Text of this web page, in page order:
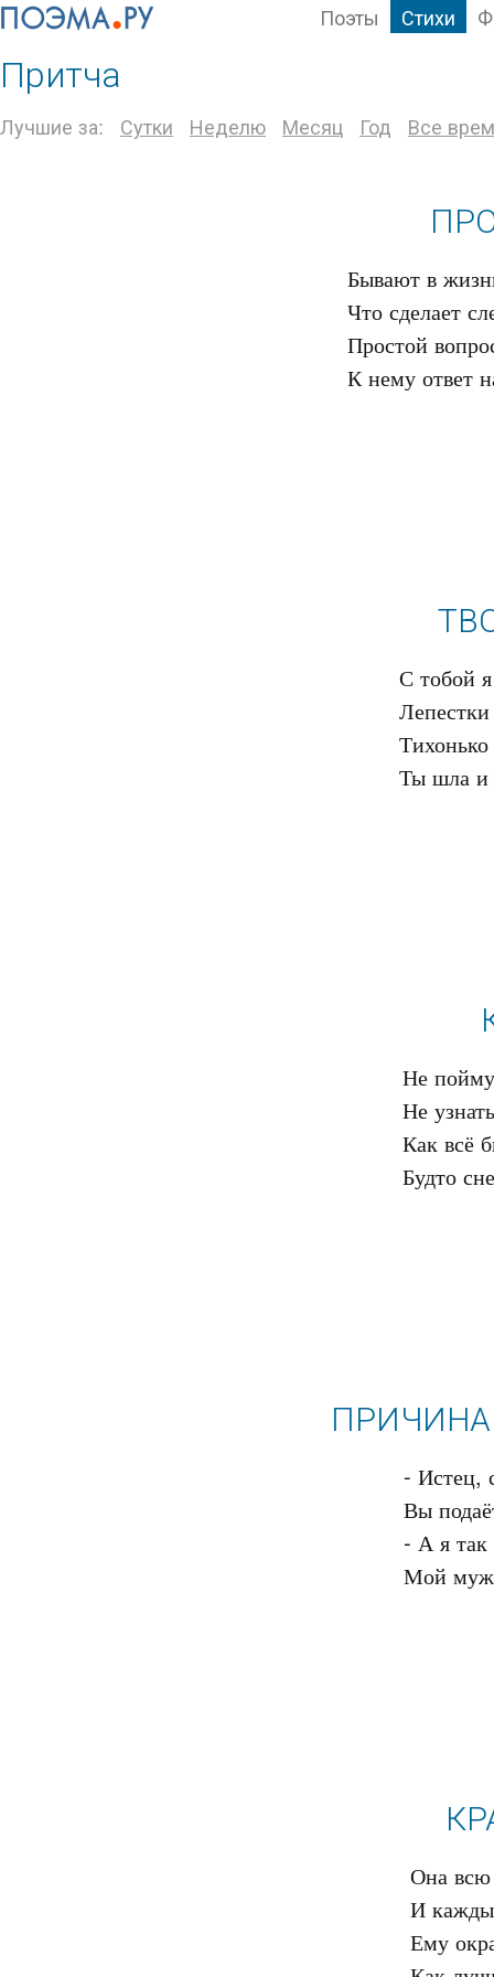
Поэты Стихи
Притча
Лучшие за: Сутки Неделю Месяц Год Все
Бывают в
Что сделает
Простой
С тобой
Не
Не
Как всё
- Истец,
Вы
- А я
Она
И
Ему